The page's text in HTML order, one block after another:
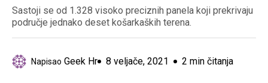
Sastoji se od 1.328 visoko preciznih panela koji prekrivaju
područje jednako deset košarkaških terena.
Napisao Geek Hr 8 veljače, 2021 2 min čitanja